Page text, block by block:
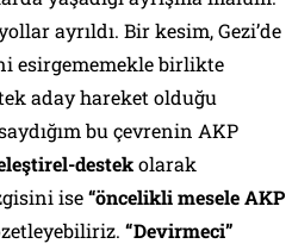
ayrıldı. Bir kesim, Gezi’de
esirgememekle birlikte
aday hareket olduğu
bu çevrenin AKP
destekolarak
ise“öncelikli mesele AKP
“Devirmeci”